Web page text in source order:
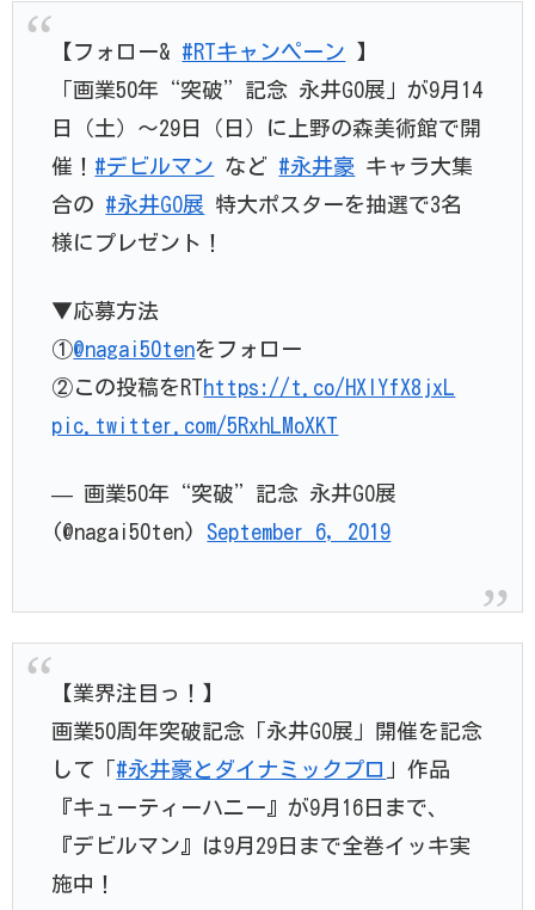
【フォロー& #RTキャンペーン 】
「画業50年“突破”記念 永井GO展」が9月14
日（土）～29日（日）に上野の森美術館で開
催！ #デビルマン など #永井豪 キャラ大集
合の #永井GO展 特大ポスターを抽選で3名
様にプレゼント！
▼応募方法
①@nagai50tenをフォロー
②この投稿をRThttps://t.co/HXIYfX8jxL
pic.twitter.com/5RxhLMoXKT
— 画業50年“突破”記念 永井GO展
(@nagai50ten) September 6, 2019
【業界注目っ！】
画業50周年突破記念「永井GO展」開催を記念
して「#永井豪とダイナミックプロ 」作品
『キューティーハニー』が9月16日まで、
『デビルマン』は9月29日まで全巻イッキ実
施中！